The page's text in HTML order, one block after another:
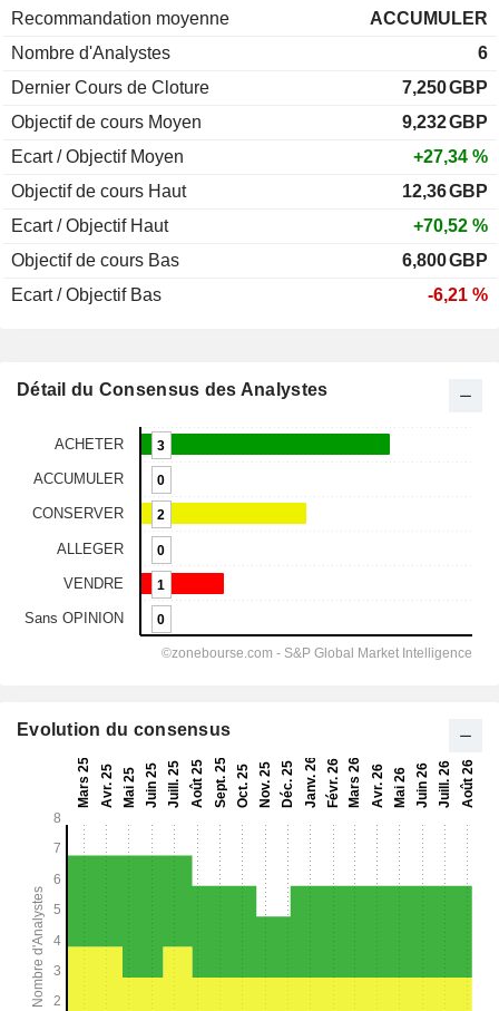
Recommandation moyenne
ACCUMULER
Nombre d'Analystes
6
Dernier Cours de Cloture
7,250GBP
Objectif de cours Moyen
9,232GBP
Ecart / Objectif Moyen
+27,34 %
Objectif de cours Haut
12,36GBP
Ecart / Objectif Haut
+70,52 %
Objectif de cours Bas
6,800GBP
Ecart / Objectif Bas
-6,21 %
Détail du Consensus des Analystes
Evolution du consensus